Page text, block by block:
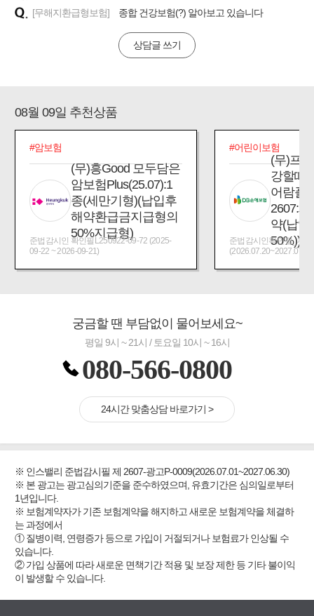
[무해지환급형보험]
종합 건강보험(?) 알아보고 있습니다
상담글 쓰기
08월 09일 추천상품
#암보험
(무)흥Good 모두담은
암보험Plus(25.07):1
종(세만기형)(납입후
해약환급금지급형의
50%지급형)
준법감시인 확인필L250922-09-72 (2025-
09-22 ~ 2026-09-21)
#어린이보험
(무)프
강할때
어람플
2607:
약(납입
50%))
준법감시인확인필_제
궁금할 땐 부담없이 물어보세요~
평일 9시 ~ 21시 / 토요일 10시 ~ 16시
080-566-0800
24시간 맞춤상담 바로가기 >
※ 인스밸리 준법감시필 제 2607-광고P-0009(2026.07.01~2027.06.30)
※ 본 광고는 광고심의기준을 준수하였으며, 유효기간은 심의일로부터
1년입니다.
※ 보험계약자가 기존 보험계약을 해지하고 새로운 보험계약을 체결하
는 과정에서
① 질병이력, 연령증가 등으로 가입이 거절되거나 보험료가 인상될 수
있습니다.
② 가입 상품에 따라 새로운 면책기간 적용 및 보장 제한 등 기타 불이익
이 발생할 수 있습니다.